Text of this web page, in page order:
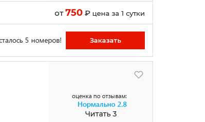
от750₽ цена за 1 сутки
5 номеров! Заказать
оценка по отзывам:
Нормально 2.8
Читать 3